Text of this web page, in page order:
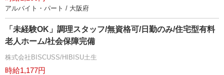
アルバイト・パート / 大阪府
「未経験OK」調理スタッフ/無資格可/日勤のみ/住宅型有料
老人ホーム/社会保障完備
株式会社BISCUSS/HIBISU土生
時給1,177円